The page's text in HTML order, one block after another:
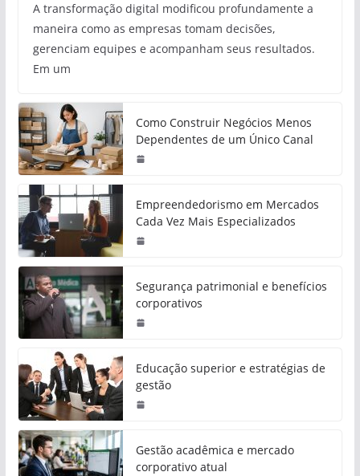
A transformação digital modificou profundamente a
maneira como as empresas tomam decisões,
gerenciam equipes e acompanham seus resultados.
Em um
Como Construir Negócios Menos
Dependentes de um Único Canal
Empreendedorismo em Mercados
Cada Vez Mais Especializados
Segurança patrimonial e benefícios
corporativos
Educação superior e estratégias de
gestão
Gestão acadêmica e mercado
corporativo atual